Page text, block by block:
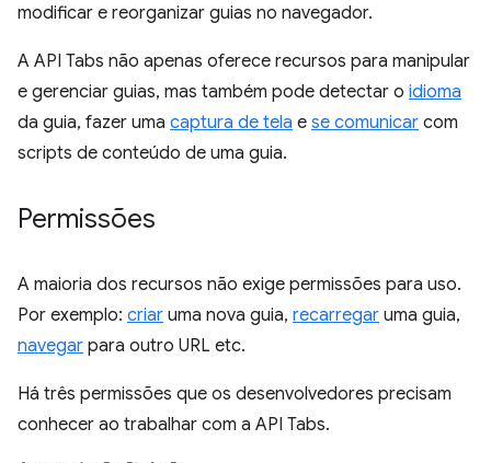
modificar e reorganizar guias no navegador.
A API Tabs não apenas oferece recursos para manipular
e gerenciar guias, mas também pode detectar o idioma
da guia, fazer uma captura de tela e se comunicar com
scripts de conteúdo de uma guia.
Permissões
A maioria dos recursos não exige permissões para uso.
Por exemplo: criar uma nova guia, recarregar uma guia,
navegar para outro URL etc.
Há três permissões que os desenvolvedores precisam
conhecer ao trabalhar com a API Tabs.